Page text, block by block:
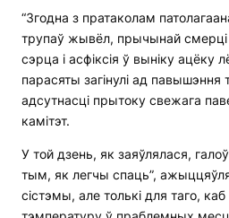
“Згодна з пратаколам
трупаў жывёл, прычынай смерці
сэрца і асфіксія ў выніку ацёку
парасяты загінулі ад павышэння
адсутнасці прытоку свежага
камітэт.
У той дзень, як заяўлялася,
тым, як легчы спаць”,
сістэмы, але толькі для таго,